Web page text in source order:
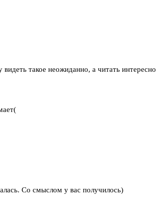
такое неожиданно, а читать интересно
Со смыслом у вас получилось)